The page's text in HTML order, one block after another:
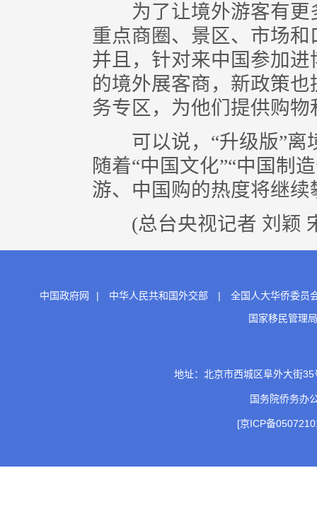
为了让境外游客有更
重点商圈、景区、市场
并且，针对来中国参加
的境外展客商，新政策
务专区，为他们提供购物
可以说，“升级版”离
随着“中国文化”“中国制
游、中国购的热度将继续
(总台央视记者 刘颖
中国政府网 | 中华人民共和国外交部 |
全国人大华侨委员
国家移民管理局
地址：北京市西城区阜外大街
国务院侨务
[京ICP备